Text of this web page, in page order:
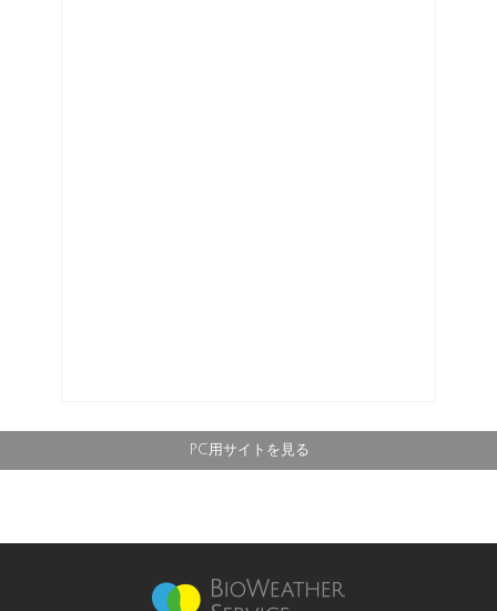
PC用サイトを見る